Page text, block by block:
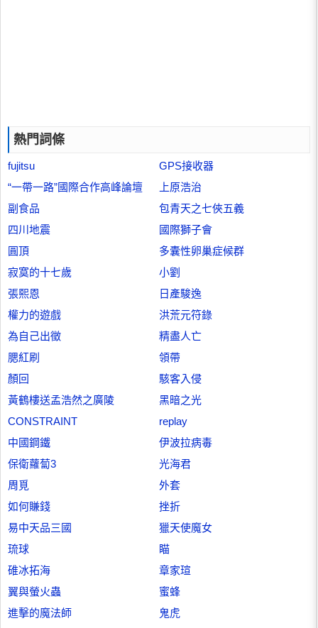
熱門詞條
fujitsu
GPS接收器
“一帶一路”國際合作高峰論壇
上原浩治
副食品
包青天之七俠五義
四川地震
國際獅子會
圓頂
多囊性卵巢症候群
寂寞的十七歲
小劉
張熙恩
日產駿逸
權力的遊戲
洪荒元符錄
為自己出徵
精盡人亡
腮紅刷
領帶
顏回
駭客入侵
黃鶴樓送孟浩然之廣陵
黑暗之光
CONSTRAINT
replay
中國鋼鐵
伊波拉病毒
保衛蘿蔔3
光海君
周覓
外套
如何賺錢
挫折
易中天品三國
獵天使魔女
琉球
瞄
碓冰拓海
章家瑄
翼與螢火蟲
蜜蜂
進擊的魔法師
鬼虎